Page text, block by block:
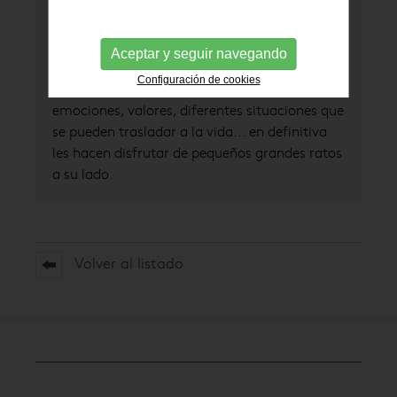
podemos obviar el potencial de los cuentos
como herramienta para tratar muchos
emociones, valores, diferentes situaciones que
se pueden trasladar a la vida... en definitiva
les hacen disfrutar de pequeños grandes ratos
a su lado.
Volver al listado
Aceptar y seguir navegando
Configuración de cookies